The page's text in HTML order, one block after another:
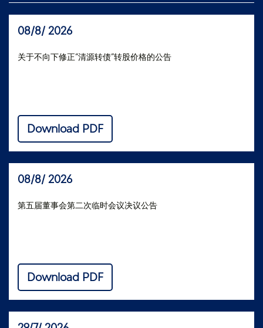
08/8/ 2026
关于不向下修正“清源转债”转股价格的公告
Download PDF
08/8/ 2026
第五届董事会第二次临时会议决议公告
Download PDF